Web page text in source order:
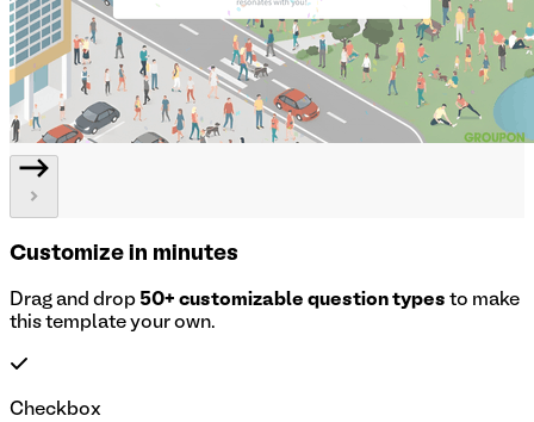
Customize in minutes
Drag and drop 50+ customizable question types to make
this template your own.
Checkbox